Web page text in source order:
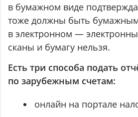
в бумажном виде
тоже должны быть
в электронном —
сканы и бумагу нельзя.
Есть три способа подать
по зарубежным счетам:
онлайн на портале